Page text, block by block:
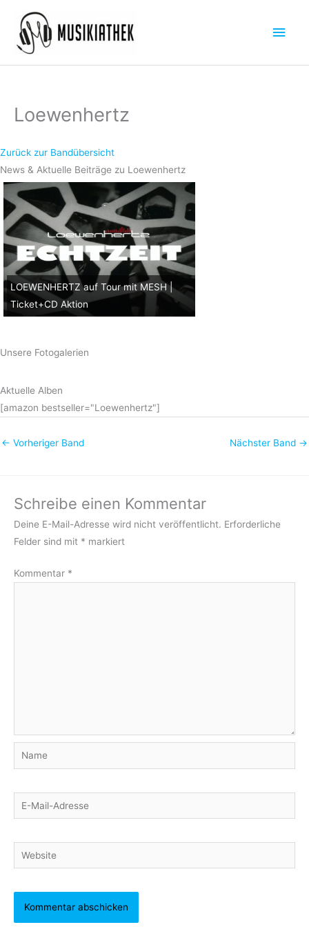
Inhalt
springen
Loewenhertz
Zurück zur Bandübersicht
News & Aktuelle Beiträge zu Loewenhertz
LOEWENHERTZ auf Tour mit MESH |
Ticket+CD Aktion
Unsere Fotogalerien
Aktuelle Alben
[amazon bestseller="Loewenhertz"]
← Vorheriger Band Nächster Band →
Schreibe einen Kommentar
Deine E-Mail-Adresse wird nicht veröffentlicht. Erforderliche
Felder sind mit * markiert
Kommentar *
Name
E-
Mail-
Website